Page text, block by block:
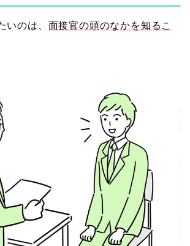
いのは、 面接官の頭のなかを知るこ